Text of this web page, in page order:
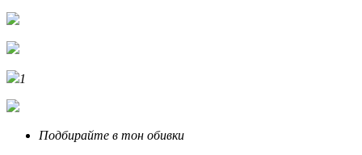
1
Подбирайте в тон обивки